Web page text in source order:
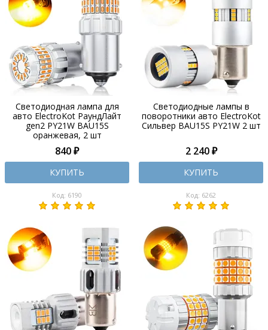
Светодиодная лампа для
авто ElectroKot РаундЛайт
gen2 PY21W BAU15S
оранжевая, 2 шт
840 ₽
КУПИТЬ
Код: 6190
Светодиодные лампы в
поворотники авто ElectroKot
Сильвер BAU15S PY21W 2 шт
2 240 ₽
КУПИТЬ
Код: 6262